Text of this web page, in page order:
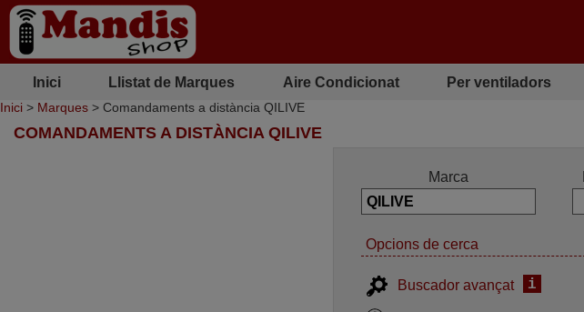
Inici Llistat de Marques Aire Condicionat Per ventiladors
Inici > Marques > Comandaments a distància QILIVE
COMANDAMENTS A DISTÀNCIA QILIVE
Marca
Opcions de cerca
Buscador avançat i